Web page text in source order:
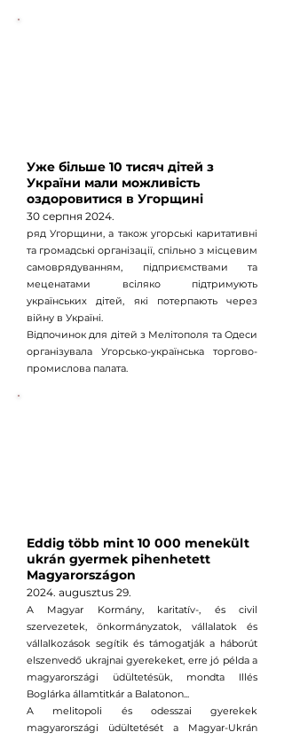
Уже більше 10 тисяч дітей з
України мали можливість
оздоровитися в Угорщині
30 серпня 2024.
ряд Угорщини, а також угорські каритативні
та громадські організації, спільно з місцевим
самоврядуванням, підприємствами та
меценатами всіляко підтримують
українських дітей, які потерпають через
війну в Україні.
Відпочинок для дітей з Мелітополя та Одеси
організувала Угорсько-українська торгово-
промислова палата.
Eddig több mint 10 000 menekült
ukrán gyermek pihenhetett
Magyarországon
2024. augusztus 29.
A Magyar Kormány, karitatív-, és civil
szervezetek, önkormányzatok, vállalatok és
vállalkozások segítik és támogatják a háborút
elszenvedő ukrajnai gyerekeket, erre jó példa a
magyarországi üdültetésük, mondta Illés
Boglárka államtitkár a Balatonon...
A melitopoli és odesszai gyerekek
magyarországi üdültetését a Magyar-Ukrán